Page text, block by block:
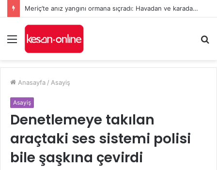
Meriç’te anız yangını ormana sıçradı: Havadan ve karadan müdahale sürüyor
Menü
...
Anasayfa / Asayiş
Asayiş
Denetlemeye takılan
araçtaki ses sistemi polisi
bile şaşkına çevirdi